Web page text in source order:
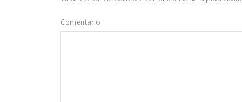
Comentario